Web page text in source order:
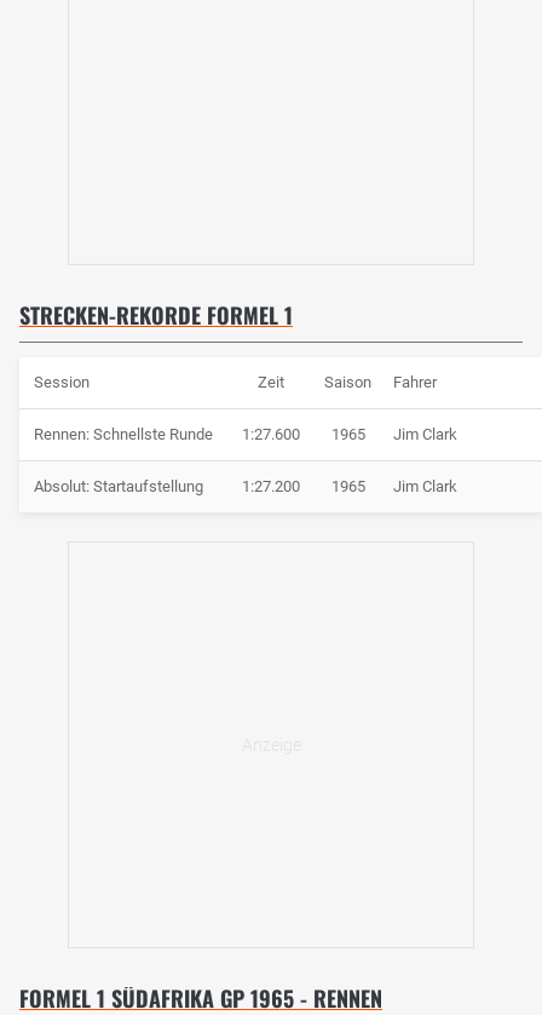
STRECKEN-REKORDE FORMEL 1
Session Zeit Saison Fahrer
Rennen: Schnellste Runde 1:27.600 1965 Jim Clark
Absolut: Startaufstellung 1:27.200 1965 Jim Clark
FORMEL 1 SÜDAFRIKA GP 1965 - RENNEN